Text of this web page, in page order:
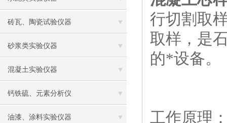
砖瓦、陶瓷试验仪器
砂浆类实验仪器
混凝土实验仪器
钙铁硫、元素分析仪
油漆、涂料实验仪器
行切割取
取样，是
的*设备。
工作原理